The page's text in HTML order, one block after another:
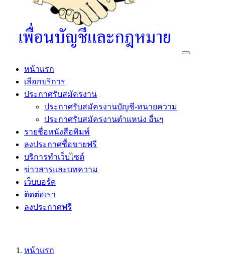
หน้าแรก
เลือกบริการ
ประกาศรับสมัครงาน
ประกาศรับสมัครงานบัญชี-ทนายความ
ประกาศรับสมัครงานตำแหน่ง อื่นๆ
รายชื่อหนังสือพิมพ์
ลงประกาศซื้อขายฟรี
บริการทำเว็บไซต์
ข่าวสารและบทความ
เว็บบอร์ด
ติดต่อเรา
ลงประกาศฟรี
หน้าแรก